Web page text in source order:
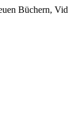
Büchern,